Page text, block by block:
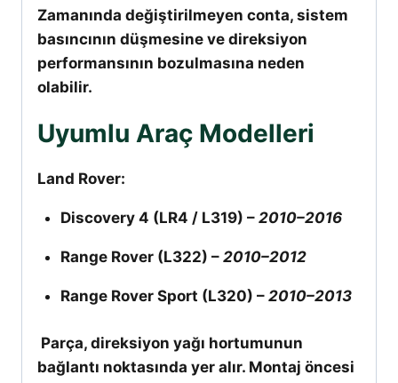
Zamanında değiştirilmeyen conta, sistem
basıncının düşmesine ve direksiyon
performansının bozulmasına neden
olabilir.
Uyumlu Araç Modelleri
Land Rover:
Discovery 4 (LR4 / L319) – 2010–2016
Range Rover (L322) – 2010–2012
Range Rover Sport (L320) – 2010–2013
Parça, direksiyon yağı hortumunun
bağlantı noktasında yer alır. Montaj öncesi